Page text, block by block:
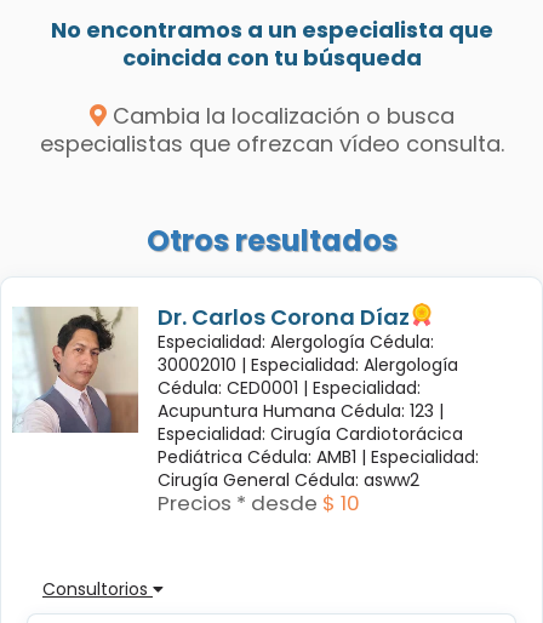
No encontramos a un especialista que
coincida con tu búsqueda
Cambia la localización o busca
especialistas que ofrezcan vídeo consulta.
Otros resultados
Dr. Carlos Corona Díaz
Especialidad: Alergología Cédula:
30002010 | Especialidad: Alergología
Cédula: CED0001 | Especialidad:
Acupuntura Humana Cédula: 123 |
Especialidad: Cirugía Cardiotorácica
Pediátrica Cédula: AMB1 | Especialidad:
Cirugía General Cédula: asww2
Precios * desde $ 10
Consultorios